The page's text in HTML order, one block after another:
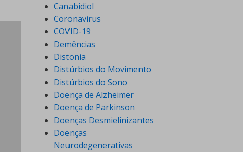
Canabidiol
Coronavirus
COVID-19
Demências
Distonia
Distúrbios do Movimento
Distúrbios do Sono
Doença de Alzheimer
Doença de Parkinson
Doenças Desmielinizantes
Doenças
Neurodegenerativas